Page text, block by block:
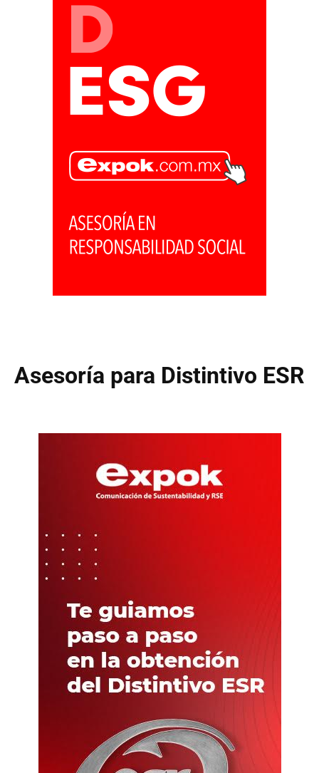
Asesoría para Distintivo ESR